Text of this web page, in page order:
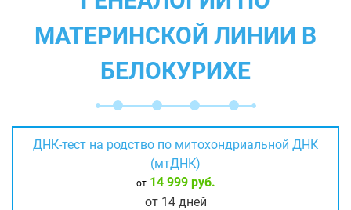
МАТЕРИНСКОЙ ЛИНИИ В
БЕЛОКУРИХЕ
ДНК-тест на родство по митохондриальной ДНК
(мтДНК)
от14 999 руб.
от 14 дней